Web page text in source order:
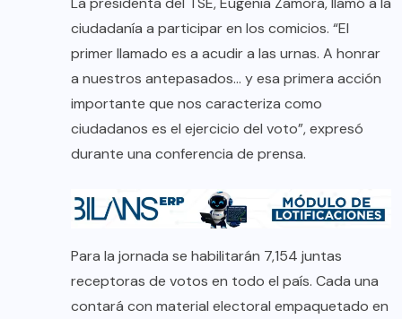
ciudadanía a participar en los comicios. “El
primer llamado es a acudir a las urnas. A honrar
a nuestros antepasados… y esa primera acción
importante que nos caracteriza como
ciudadanos es el ejercicio del voto”, expresó
durante una conferencia de prensa.
Para la jornada se habilitarán 7,154 juntas
receptoras de votos en todo el país. Cada una
contará con material electoral empaquetado en